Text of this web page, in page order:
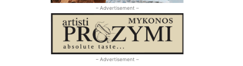
– Advertisement –
– Advertisement –